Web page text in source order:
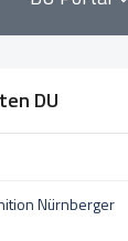
DU
Nürnberger